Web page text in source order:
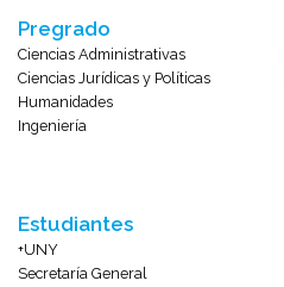
Pregrado
Ciencias Administrativas
Ciencias Jurídicas y Políticas
Humanidades
Ingeniería
Estudiantes
+UNY
Secretaría General